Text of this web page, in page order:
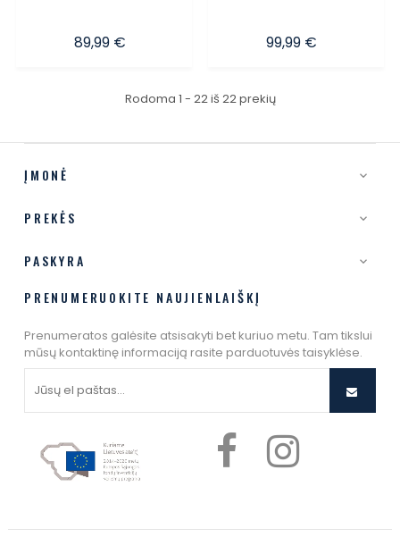
Kaina
89,99 € Kaina
99,99 €
Rodoma 1 - 22 iš 22 prekių
ĮMONĖ 
PREKĖS 
PASKYRA 
PRENUMERUOKITE NAUJIENLAIŠKĮ
Prenumeratos galėsite atsisakyti bet kuriuo metu. Tam tikslui
mūsų kontaktinę informaciją rasite parduotuvės taisyklėse.
Facebook